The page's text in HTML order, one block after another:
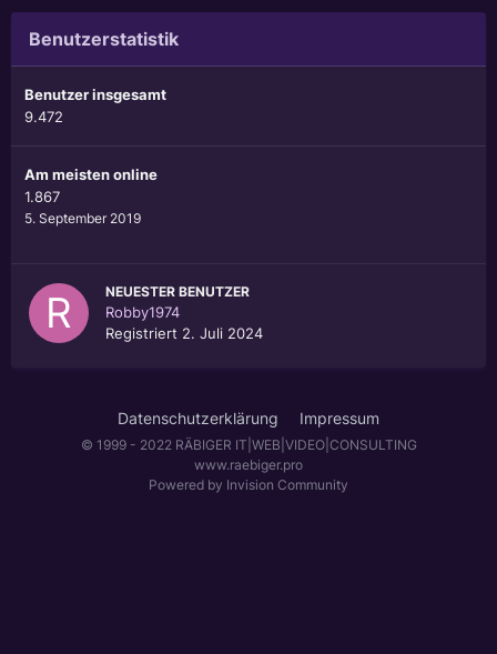
Benutzerstatistik
Benutzer insgesamt
9.472
Am meisten online
1.867
5. September 2019
NEUESTER BENUTZER
Robby1974
Registriert 2. Juli 2024
Datenschutzerklärung Impressum
© 1999 - 2022 RÄBIGER IT|WEB|VIDEO|CONSULTING
www.raebiger.pro
Powered by Invision Community